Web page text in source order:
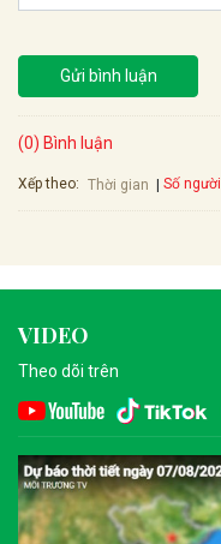
Gửi bình luận
(0) Bình luận
Xếp theo: Thời gian Số
VIDEO
Theo dõi trên